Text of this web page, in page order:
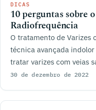
DICAS
10 perguntas sobre
Radiofrequência
O tratamento de Varizes
técnica avançada
tratar varizes com veias
30 de dezembro de 2022